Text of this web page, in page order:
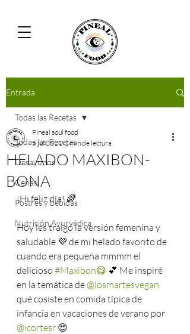
Entrada
Todas las Recetas
Desayunos
Cenas
Postres y bebidas
Nutrición Ayurvédica
Todas las Recetas
HELADO MAXIBON-
BONA
Pineal soul food
5 jul 2021 2 min de lectura
¡Hi feliz día! 🌈
Hoy les traigo la versión femenina y
saludable 💜 de mi helado favorito de
cuando era pequeña mmmm el
delicioso #Maxibon😋 💕 Me inspiré
en la temática de @losmartesvegan
qué cosiste en comida típica de
infancia en vacaciones de verano por
@icortesr 😍